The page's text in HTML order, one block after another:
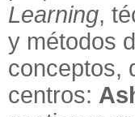
Learning,
y métodos
conceptos,
centros: